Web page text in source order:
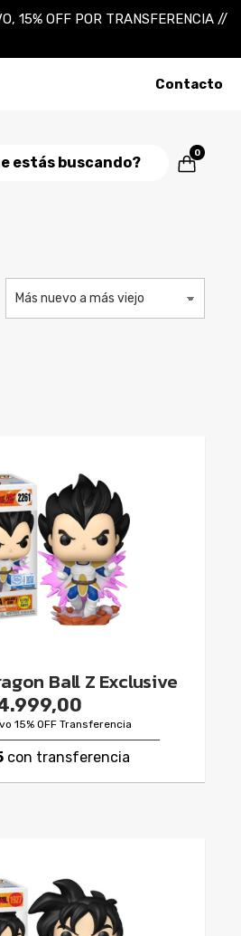
15% OFF POR TRANSFERENCIA //
Contacto
0
Ball Z Exclusive
15% OFF Transferencia
con transferencia